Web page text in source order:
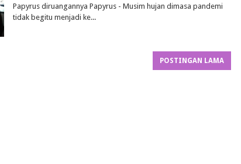
Papyrus diruangannya Papyrus - Musim hujan dimasa pandemi
tidak begitu menjadi ke...
POSTINGAN LAMA